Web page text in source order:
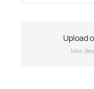
Upload
Max.